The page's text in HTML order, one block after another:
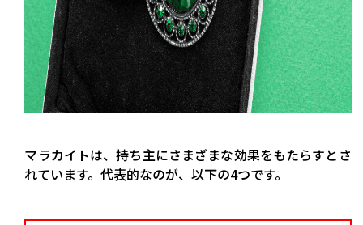
マラカイトは、持ち主にさまざまな効果をもたらすとさ
れています。代表的なのが、以下の4つです。